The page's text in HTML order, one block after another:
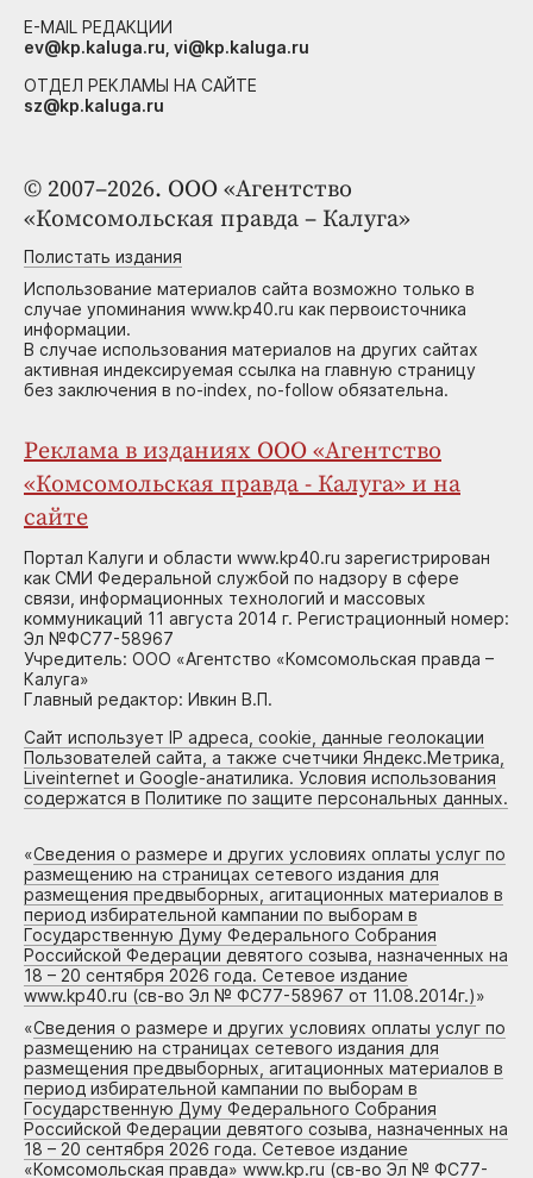
© 2007–2026. ООО «Агентство
«Комсомольская правда – Калуга»
Полистать издания
Использование материалов сайта возможно только в
случае упоминания www.kp40.ru как первоисточника
информации.
В случае использования материалов на других сайтах
активная индексируемая ссылка на главную страницу
без заключения в no-index, no-follow обязательна.
Реклама в изданиях ООО «Агентство
«Комсомольская правда - Калуга» и на
сайте
Портал Калуги и области www.kp40.ru зарегистрирован
как СМИ Федеральной службой по надзору в сфере
связи, информационных технологий и массовых
коммуникаций 11 августа 2014 г. Регистрационный номер:
Эл №ФС77-58967
Учредитель: ООО «Агентство «Комсомольская правда –
Калуга»
Главный редактор: Ивкин В.П.
Сайт использует IP адреса, cookie, данные геолокации
Пользователей сайта, а также счетчики Яндекс.Метрика,
Liveinternet и Google-анатилика. Условия использования
содержатся в Политике по защите персональных данных.
«Сведения о размере и других условиях оплаты услуг по
размещению на страницах сетевого издания для
размещения предвыборных, агитационных материалов в
период избирательной кампании по выборам в
Государственную Думу Федерального Собрания
Российской Федерации девятого созыва, назначенных на
18 – 20 сентября 2026 года. Сетевое издание
www.kp40.ru (св-во Эл № ФС77-58967 от 11.08.2014г.)»
«Сведения о размере и других условиях оплаты услуг по
размещению на страницах сетевого издания для
размещения предвыборных, агитационных материалов в
период избирательной кампании по выборам в
Государственную Думу Федерального Собрания
Российской Федерации девятого созыва, назначенных на
18 – 20 сентября 2026 года. Сетевое издание
«Комсомольская правда» www.kp.ru (св-во Эл № ФС77-
E-MAIL РЕДАКЦИИ
ev@kp.kaluga.ru, vi@kp.kaluga.ru
ОТДЕЛ РЕКЛАМЫ НА САЙТЕ
sz@kp.kaluga.ru